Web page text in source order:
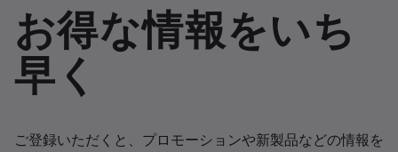
お得な情報をいち
早く
ご登録いただくと、プロモーションや新製品などの情報を